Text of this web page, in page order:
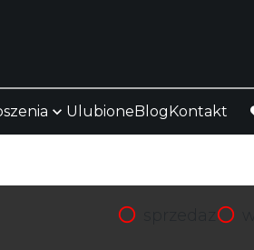
UlubioneBlogKontakt